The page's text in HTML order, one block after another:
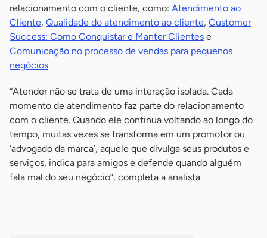
relacionamento com o cliente, como: Atendimento ao
Cliente, Qualidade do atendimento ao cliente, Customer
Success: Como Conquistar e Manter Clientes e
Comunicação no processo de vendas para pequenos
negócios.
“Atender não se trata de uma interação isolada. Cada
momento de atendimento faz parte do relacionamento
com o cliente. Quando ele continua voltando ao longo do
tempo, muitas vezes se transforma em um promotor ou
‘advogado da marca’, aquele que divulga seus produtos e
serviços, indica para amigos e defende quando alguém
fala mal do seu negócio”, completa a analista.